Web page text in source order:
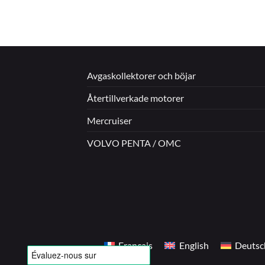
Avgaskollektorer och böjar
Återtillverkade motorer
Mercruiser
VOLVO PENTA / OMC
Français English